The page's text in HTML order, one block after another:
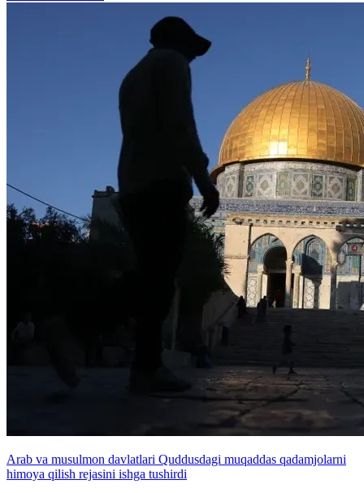
Arab va musulmon davlatlari Quddusdagi muqaddas qadamjolarni
himoya qilish rejasini ishga tushirdi